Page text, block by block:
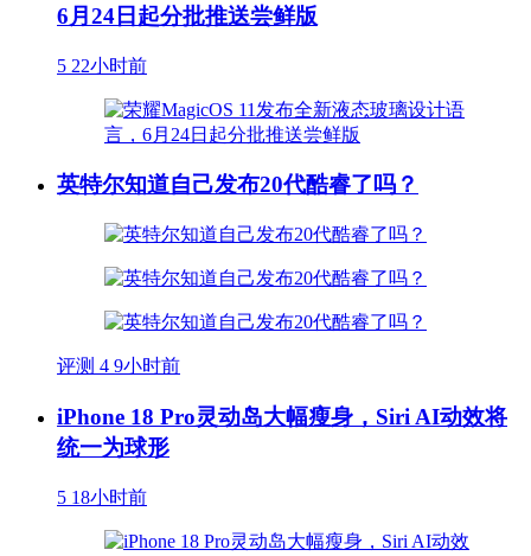
6月24日起分批推送尝鲜版
5 22小时前
英特尔知道自己发布20代酷睿了吗？
评测 4 9小时前
iPhone 18 Pro灵动岛大幅瘦身，Siri AI动效将
统一为球形
5 18小时前